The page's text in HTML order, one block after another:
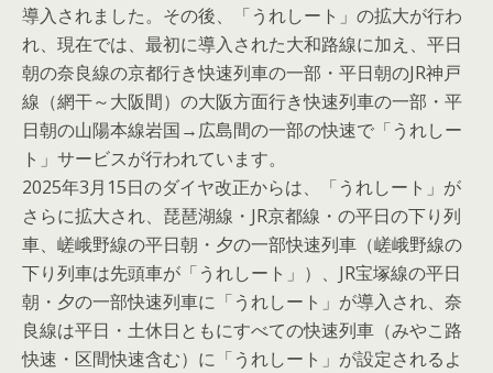
導入されました。その後、「うれしート」の拡大が行わ
れ、現在では、最初に導入された大和路線に加え、平日
朝の奈良線の京都行き快速列車の一部・平日朝のJR神戸
線（網干～大阪間）の大阪方面行き快速列車の一部・平
日朝の山陽本線岩国→広島間の一部の快速で「うれしー
ト」サービスが行われています。
2025年3月15日のダイヤ改正からは、「うれしート」が
さらに拡大され、琵琶湖線・JR京都線・の平日の下り列
車、嵯峨野線の平日朝・夕の一部快速列車（嵯峨野線の
下り列車は先頭車が「うれしート」）、JR宝塚線の平日
朝・夕の一部快速列車に「うれしート」が導入され、奈
良線は平日・土休日ともにすべての快速列車（みやこ路
快速・区間快速含む）に「うれしート」が設定されるよ